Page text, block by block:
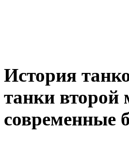
История
танки второй
современные